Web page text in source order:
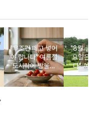
"무조건 떼고 넣어
야 합니다" 여름철
도시락에 방울토
마토 꼭지 그대로
넣으면 생기는 일
"8월 금
요일은
다" 이
무료로
한 의미